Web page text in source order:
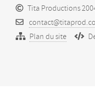
Tita Productions
Plan du site